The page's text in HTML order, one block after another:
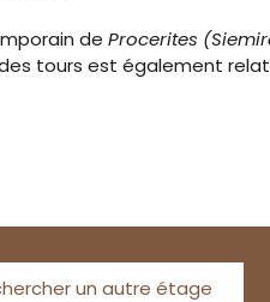
de Procerites
tours est également
un autre étage